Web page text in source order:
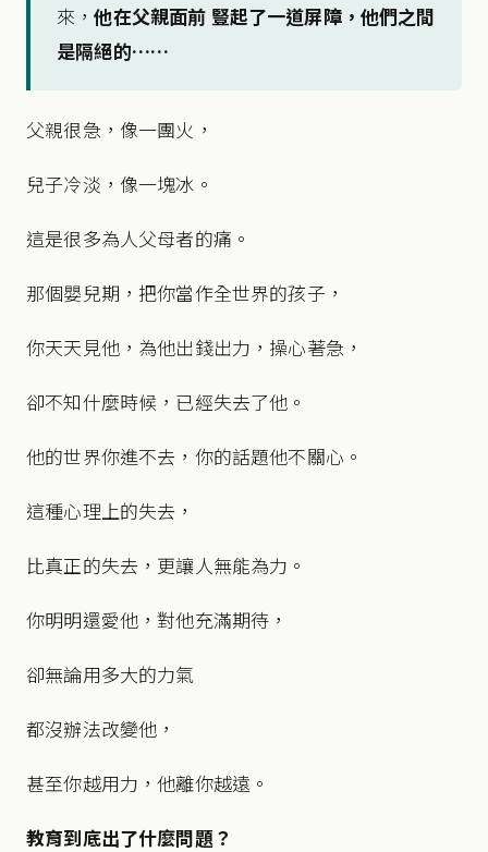
來，他在父親面前 豎起了一道屏障， 他們之間
是隔絕的……
父親很急，像一團火，
兒子冷淡，像一塊冰。
這是很多為人父母者的痛。
那個嬰兒期，把你當作全世界的孩子，
你天天見他，為他出錢出力，操心著急，
卻不知什麼時候，已經失去了他。
他的世界你進不去，你的話題他不關心。
這種心理上的失去，
比真正的失去，更讓人無能為力。
你明明還愛他，對他充滿期待，
卻無論用多大的力氣
都沒辦法改變他，
甚至你越用力，他離你越遠。
教育到底出了什麼問題？